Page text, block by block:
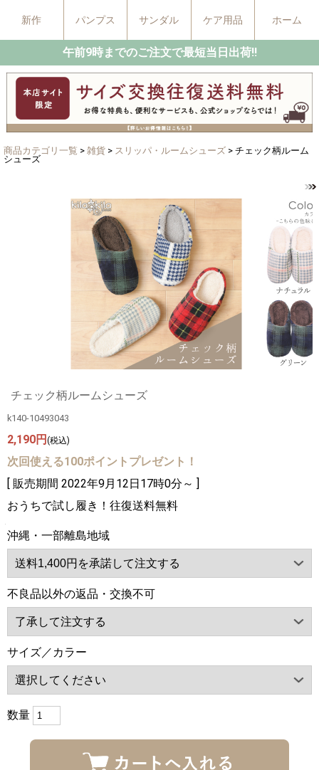
新作 パンプス サンダル ケア用品 ホーム
午前9時までのご注文で最短当日出荷!!
商品カテゴリ一覧 > 雑貨 > スリッパ・ルームシューズ > チェック柄ルーム
シューズ
チェック柄ルームシューズ
k140-10493043
2,190円 (税込)
次回使える100ポイントプレゼント！
[ 販売期間 2022年9月12日17時0分 ～ ]
おうちで試し履き！往復送料無料
沖縄・一部離島地域
不良品以外の返品・交換不可
サイズ／カラー
数量